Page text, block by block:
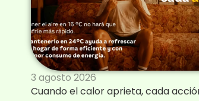
3 agosto 2026
Cuando el calor aprieta, cada